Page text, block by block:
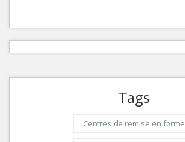
Tags
Centres de remise en forme